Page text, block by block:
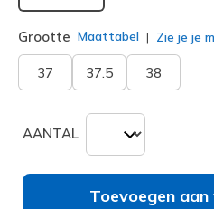
Grootte Maattabel Zie je je
37 37.5 38
AANTAL
Toevoegen